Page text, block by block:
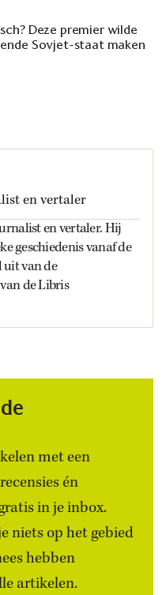
Deze premier wilde
Sovjet-staat maken
en vertaler
en vertaler. Hij
geschiedenis vanaf de
van de
de Libris
met een
én
in je inbox.
niets op het gebied
hebben
artikelen.